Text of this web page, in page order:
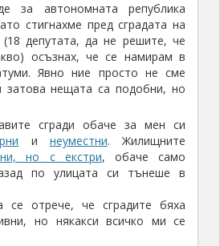
за автономната република
стигнахме пред сградата на
депутата, да не решите, че
осъзнах, че се намирам в
Явно ние просто не сме
затова нещата са подобни, но
сгради обаче за мен си
и неуместни. Жилищните
но с екстри, обаче само
по улицата си тънеше в
отрече, че сградите бяха
но някакси всичко ми се